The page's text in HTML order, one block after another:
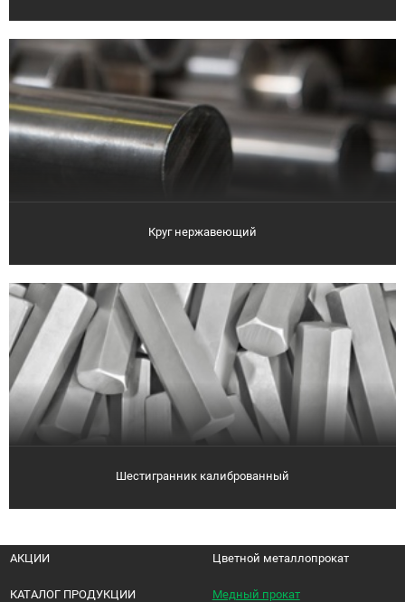
Круг нержавеющий
Шестигранник калиброванный
АКЦИИ
КАТАЛОГ ПРОДУКЦИИ
Цветной металлопрокат
Медный прокат